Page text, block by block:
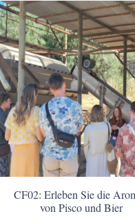
CF02: Erleben Sie die
von Pisco und Bier